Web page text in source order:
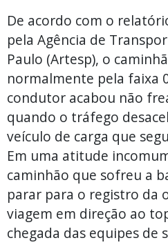
De acordo com o
pela Agência de
Paulo (Artesp), o
normalmente pela faixa
condutor acabou não
quando o tráfego
veículo de carga que
Em uma atitude
caminhão que sofreu a
parar para o registro da
viagem em direção ao
chegada das equipes de